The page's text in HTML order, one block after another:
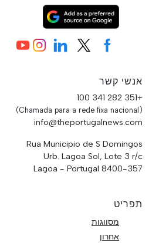
אנשי קשר
+351 282 341 100
(Chamada para a rede fixa nacional)
info@theportugalnews.com
Rua Municipio de S Domingos
Urb. Lagoa Sol, Lote 3 r/c
8400-357 Lagoa - Portugal
תפריט
מסווגות
אחרון